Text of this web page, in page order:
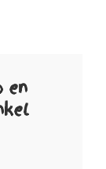
en